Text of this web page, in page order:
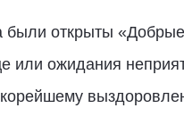
были открыты
или ожидания